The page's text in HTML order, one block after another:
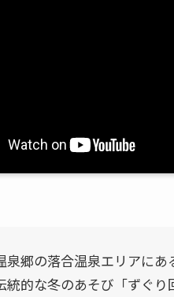
郷の落合温泉エリアにあ
統的な冬のあそび「ずぐり